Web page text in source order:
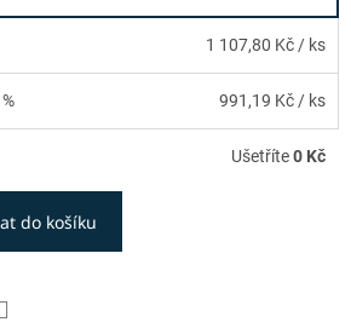
1 107,80 Kč / ks
991,19 Kč / ks
Ušetříte0 Kč
do košíku